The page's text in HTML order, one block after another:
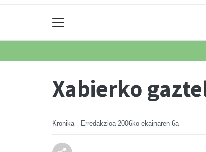
Xabierko
Kronika - Erredakzioa 2006ko ekainaren 6a